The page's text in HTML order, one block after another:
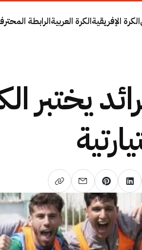
الكرة الإفريقيةالكرة العربيةالرابطة
يختبر